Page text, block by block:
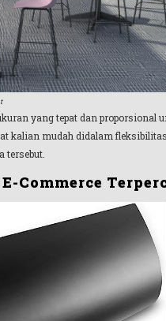
yang tepat dan proporsional
kalian mudah didalam
tersebut.
Commerce